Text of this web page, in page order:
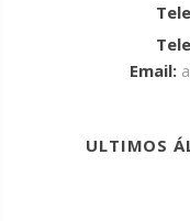
Email:
ULTIMOS